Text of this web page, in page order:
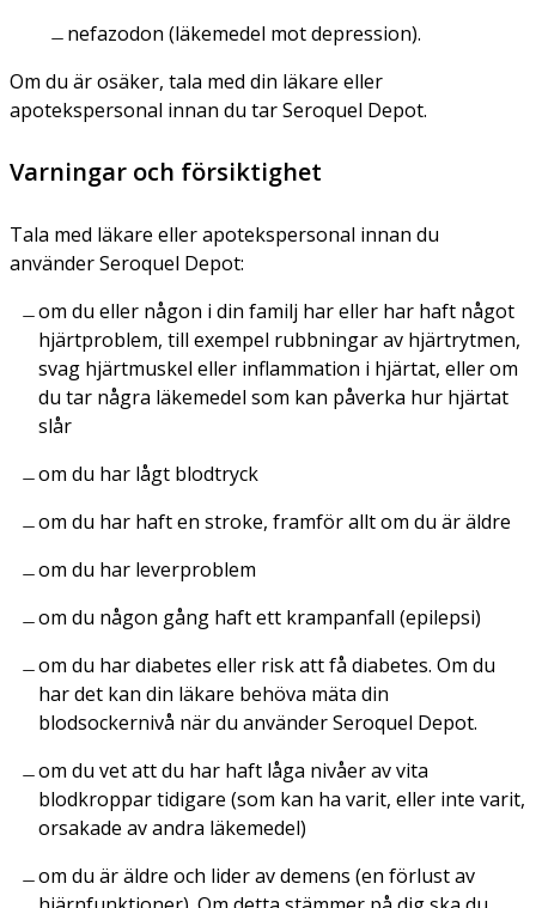
nefazodon (läkemedel mot depression).
Om du är osäker, tala med din läkare eller
apotekspersonal innan du tar Seroquel Depot.
Varningar och försiktighet
Tala med läkare eller apotekspersonal innan du
använder Seroquel Depot:
om du eller någon i din familj har eller har haft något
hjärtproblem, till exempel rubbningar av hjärtrytmen,
svag hjärtmuskel eller inflammation i hjärtat, eller om
du tar några läkemedel som kan påverka hur hjärtat
slår
om du har lågt blodtryck
om du har haft en stroke, framför allt om du är äldre
om du har leverproblem
om du någon gång haft ett krampanfall (epilepsi)
om du har diabetes eller risk att få diabetes. Om du
har det kan din läkare behöva mäta din
blodsockernivå när du använder Seroquel Depot.
om du vet att du har haft låga nivåer av vita
blodkroppar tidigare (som kan ha varit, eller inte varit,
orsakade av andra läkemedel)
om du är äldre och lider av demens (en förlust av